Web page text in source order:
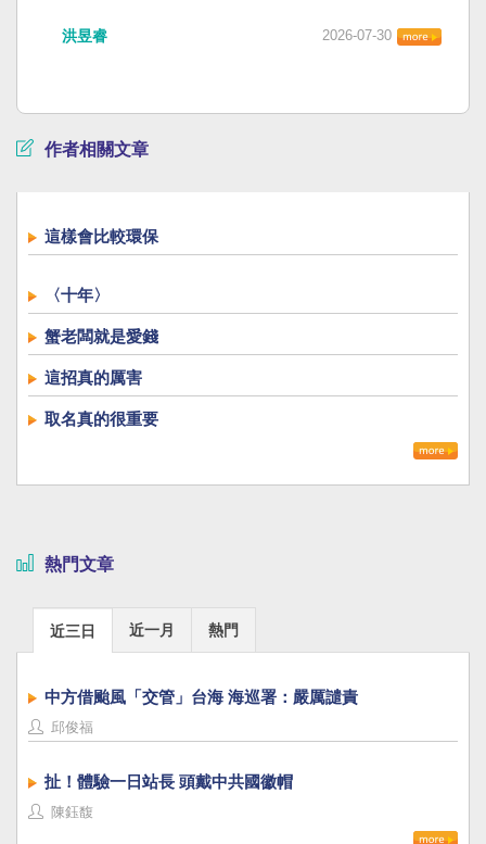
洪昱睿 2026-07-30
作者相關文章
這樣會比較環保
〈十年〉
蟹老闆就是愛錢
這招真的厲害
取名真的很重要
熱門文章
近三日 近一月 熱門
中方借颱風「交管」台海 海巡署：嚴厲譴責
邱俊福
扯！體驗一日站長 頭戴中共國徽帽
陳鈺馥